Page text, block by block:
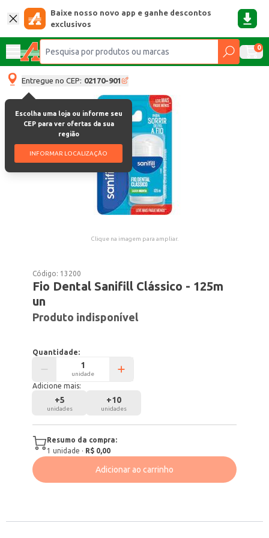
Baixe nosso novo app e ganhe descontos
exclusivos
0
Entregue no CEP: 02170-901
Escolha uma loja ou informe seu
CEP para ver ofertas da sua
região
INFORMAR LOCALIZAÇÃO
Clique na imagem para ampliar.
Código: 13200
Fio Dental Sanifill Clássico - 125m
un
Produto indisponível
Quantidade:
unidade
Adicione mais:
+5
unidades
+10
unidades
Resumo da compra:
1 unidade · R$ 0,00
Adicionar ao carrinho